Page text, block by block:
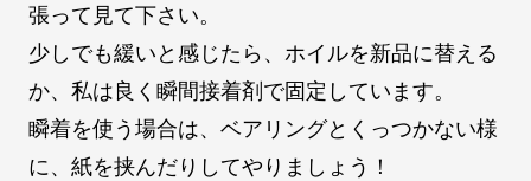
張って見て下さい。
少しでも緩いと感じたら、ホイルを新品に替える
か、私は良く瞬間接着剤で固定しています。
瞬着を使う場合は、ベアリングとくっつかない様
に、紙を挟んだりしてやりましょう！